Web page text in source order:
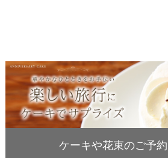
ケーキや花束のご予